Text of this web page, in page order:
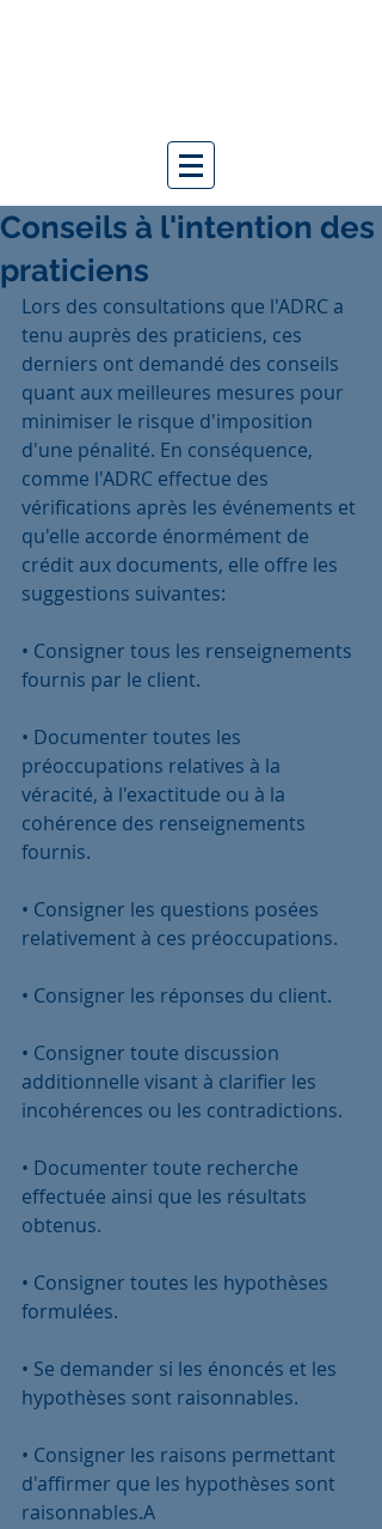
Conseils à l'intention des
praticiens
Lors des consultations que l'ADRC a
tenu auprès des praticiens, ces
derniers ont demandé des conseils
quant aux meilleures mesures pour
minimiser le risque d'imposition
d'une pénalité. En conséquence,
comme l'ADRC effectue des
vérifications après les événements et
qu'elle accorde énormément de
crédit aux documents, elle offre les
suggestions suivantes:
• Consigner tous les renseignements
fournis par le client.
• Documenter toutes les
préoccupations relatives à la
véracité, à l'exactitude ou à la
cohérence des renseignements
fournis.
• Consigner les questions posées
relativement à ces préoccupations.
• Consigner les réponses du client.
• Consigner toute discussion
additionnelle visant à clarifier les
incohérences ou les contradictions.
• Documenter toute recherche
effectuée ainsi que les résultats
obtenus.
• Consigner toutes les hypothèses
formulées.
• Se demander si les énoncés et les
hypothèses sont raisonnables.
• Consigner les raisons permettant
d'affirmer que les hypothèses sont
raisonnables.A